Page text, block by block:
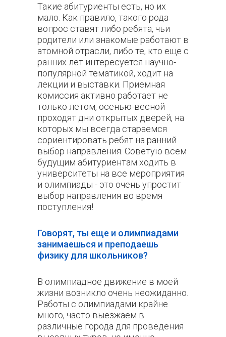
Такие абитуриенты есть, но их
мало. Как правило, такого рода
вопрос ставят либо ребята, чьи
родители или знакомые работают в
атомной отрасли, либо те, кто еще с
ранних лет интересуется научно-
популярной тематикой, ходит на
лекции и выставки. Приемная
комиссия активно работает не
только летом, осенью-весной
проходят дни открытых дверей, на
которых мы всегда стараемся
сориентировать ребят на ранний
выбор направления. Советую всем
будущим абитуриентам ходить в
университеты на все мероприятия
и олимпиады - это очень упростит
выбор направления во время
поступления!
Говорят, ты еще и олимпиадами
занимаешься и преподаешь
физику для школьников?
В олимпиадное движение в моей
жизни возникло очень неожиданно.
Работы с олимпиадами крайне
много, часто выезжаем в
различные города для проведения